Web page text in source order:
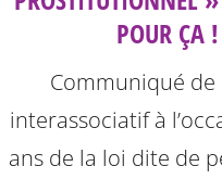
POUR ÇA !
Communiqué de
interassociatif à
ans de la loi dite de